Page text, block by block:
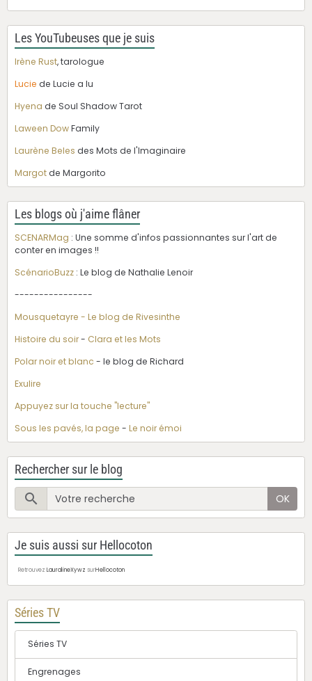
Les YouTubeuses que je suis
Irène Rust, tarologue
Lucie de Lucie a lu
Hyena de Soul Shadow Tarot
Laween DowFamily
Laurène Beles des Mots de l'Imaginaire
Margotde Margorito
Les blogs où j'aime flâner
SCENARMag : Une somme d'infos passionnantes sur l'art de
conter en images !!
ScénarioBuzz : Le blog de Nathalie Lenoir
----------------
Mousquetayre - Le blog de Rivesinthe
Histoire du soir- Clara et les Mots
Polar noir et blanc - le blog de Richard
Exulire
Appuyez sur la touche "lecture"
Sous les pavés, la page - Le noir émoi
Rechercher sur le blog
OK
Je suis aussi sur Hellocoton
Retrouvez LauralineXywz surHellocoton
Séries TV
Séries TV
Engrenages